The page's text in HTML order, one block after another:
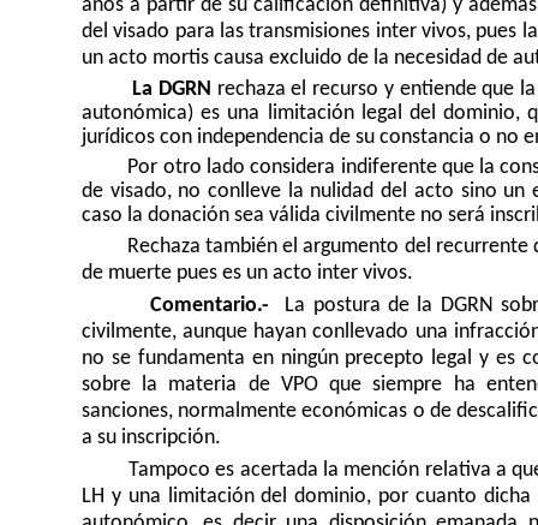
años a partir de su calificación definitiva) y
del visado para las transmisiones inter vivos, pues
un acto mortis causa excluido de la necesidad de
La DGRN rechaza el recurso y entiende que
autonómica) es una limitación legal del dominio,
jurídicos con independencia de su constancia o no
Por otro lado considera indiferente que la
de visado, no conlleve la nulidad del acto sino
caso la donación sea válida civilmente no será
Rechaza también el argumento del recurrente
de muerte pues es un acto inter vivos.
Comentario.- La postura de la DGRN
civilmente, aunque hayan conllevado una
no se fundamenta en ningún precepto legal y es
sobre la materia de VPO que siempre ha
sanciones, normalmente económicas o de
a su inscripción.
Tampoco es acertada la mención relativa a
LH y una limitación del dominio, por cuanto